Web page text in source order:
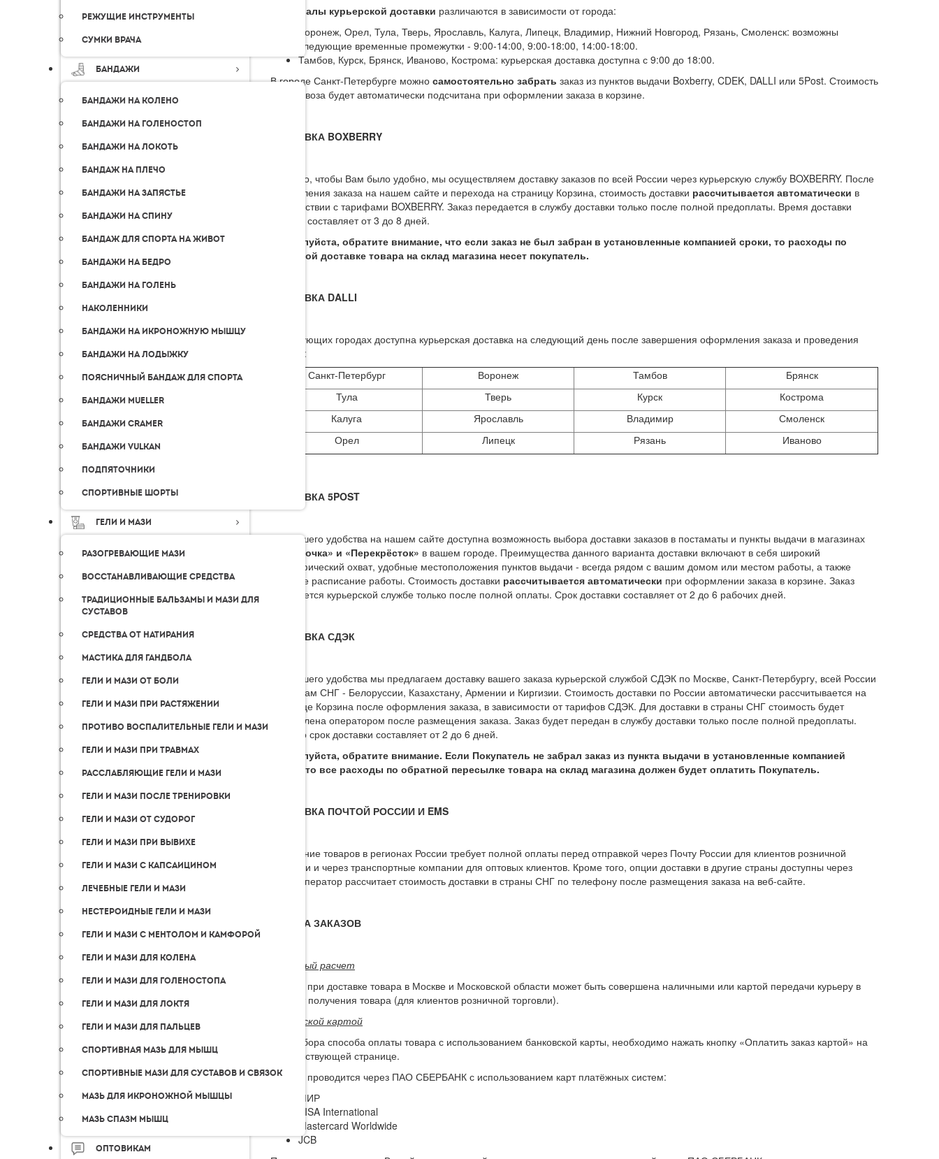
Интервалы курьерской доставки различаются в зависимости от города:
Воронеж, Орел, Тула, Тверь, Ярославль, Калуга, Липецк, Владимир, Нижний Новгород, Рязань, Смоленск: возможны
следующие временные промежутки - 9:00-14:00, 9:00-18:00, 14:00-18:00.
Тамбов, Курск, Брянск, Иваново, Кострома: курьерская доставка доступна с 9:00 до 18:00.
В городе Санкт-Петербурге можно самостоятельно забрать заказ из пунктов выдачи Boxberry, CDEK, DALLI или 5Post. Стоимость
самовывоза будет автоматически подсчитана при оформлении заказа в корзине.
ДОСТАВКА BOXBERRY
Для того, чтобы Вам было удобно, мы осуществляем доставку заказов по всей России через курьерскую службу BOXBERRY. После
оформления заказа на нашем сайте и перехода на страницу Корзина, стоимость доставки рассчитывается автоматически в
соответствии с тарифами BOXBERRY. Заказ передается в службу доставки только после полной предоплаты. Время доставки
обычно составляет от 3 до 8 дней.
! Пожалуйста, обратите внимание, что если заказ не был забран в установленные компанией сроки, то расходы по
обратной доставке товара на склад магазина несет покупатель.
ДОСТАВКА DALLI
В следующих городах доступна курьерская доставка на следующий день после завершения оформления заказа и проведения
оплаты:
Санкт-Петербург
Воронеж Тамбов
Брянск
Тула
Тверь Курск
Кострома
Калуга
Ярославль Владимир
Смоленск
Орел
Липецк Рязань Иваново
ДОСТАВКА 5POST
Для вашего удобства на нашем сайте доступна возможность выбора доставки заказов в постаматы и пункты выдачи в магазинах
«Пятёрочка» и «Перекрёсток» в вашем городе. Преимущества данного варианта доставки включают в себя широкий
географический охват, удобные местоположения пунктов выдачи - всегда рядом с вашим домом или местом работы, а также
удобное расписание работы. Стоимость доставки рассчитывается автоматически при оформлении заказа в корзине. Заказ
передается курьерской службе только после полной оплаты. Срок доставки составляет от 2 до 6 рабочих дней.
ДОСТАВКА СДЭК
Для вашего удобства мы предлагаем доставку вашего заказа курьерской службой СДЭК по Москве, Санкт-Петербургу, всей России
и странам СНГ - Белоруссии, Казахстану, Армении и Киргизии. Стоимость доставки по России автоматически рассчитывается на
странице Корзина после оформления заказа, в зависимости от тарифов СДЭК. Для доставки в страны СНГ стоимость будет
определена оператором после размещения заказа. Заказ будет передан в службу доставки только после полной предоплаты.
Обычно срок доставки составляет от 2 до 6 дней.
! Пожалуйста, обратите внимание. Если Покупатель не забрал заказ из пункта выдачи в установленные компанией
сроки, то все расходы по обратной пересылке товара на склад магазина должен будет оплатить Покупатель.
ДОСТАВКА ПОЧТОЙ РОССИИ И EMS
Получение товаров в регионах России требует полной оплаты перед отправкой через Почту России для клиентов розничной
торговли и через транспортные компании для оптовых клиентов. Кроме того, опции доставки в другие страны доступны через
EMS. Оператор рассчитает стоимость доставки в страны СНГ по телефону после размещения заказа на веб-сайте.
ОПЛАТА ЗАКАЗОВ
Наличный расчет
Оплата при доставке товара в Москве и Московской области может быть совершена наличными или картой передачи курьеру в
момент получения товара (для клиентов розничной торговли).
Банковской картой
Для выбора способа оплаты товара с использованием банковской карты, необходимо нажать кнопку «Оплатить заказ картой» на
соответствующей странице.
Оплата проводится через ПАО СБЕРБАНК с использованием карт платёжных систем:
МИР
VISA International
Mastercard Worldwide
JCB
Режущие инструменты
Сумки врача
Бандажи
Бандажи на колено
Бандажи на голеностоп
Бандажи на локоть
Бандаж на плечо
Бандажи на запястье
Бандажи на спину
Бандаж для спорта на живот
Бандажи на бедро
Бандажи на голень
Наколенники
Бандажи на икроножную мышцу
Бандажи на лодыжку
Поясничный бандаж для спорта
Бандажи Mueller
Бандажи Cramer
Бандажи Vulkan
Подпяточники
Спортивные шорты
Гели и мази
Разогревающие мази
Восстанавливающие средства
Традиционные бальзамы и мази для
суставов
Средства от натирания
Мастика для гандбола
Гели и мази от боли
Гели и мази при растяжении
Противо воспалительные гели и мази
Гели и мази при травмах
Расслабляющие гели и мази
Гели и мази после тренировки
Гели и мази от судорог
Гели и мази при вывихе
Гели и мази с капсаицином
Лечебные гели и мази
Нестероидные гели и мази
Гели и мази с ментолом и камфорой
Гели и мази для колена
Гели и мази для голеностопа
Гели и мази для локтя
Гели и мази для пальцев
Спортивная мазь для мышц
Спортивные мази для суставов и связок
Мазь для икроножной мышцы
Мазь спазм мышц
Оптовикам